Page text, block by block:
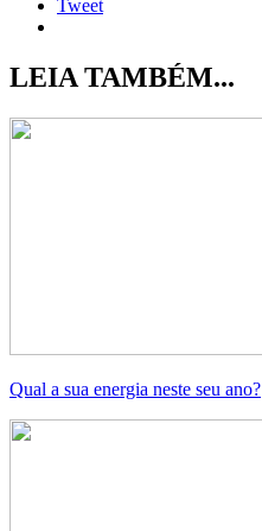
Tweet
LEIA TAMBÉM...
Qual a sua energia neste seu ano?